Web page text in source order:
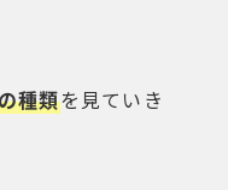
種類を見ていき